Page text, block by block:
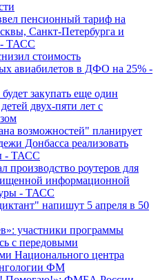
пенсионный тариф на
Санкт-Петербурга и
- ТАСС
стоимость
авиабилетов в ДФО на 25% -
закупать еще один
двух-пяти лет с
возможностей" планирует
Донбасса реализовать
- ТАСС
производство роутеров для
информационной
- ТАСС
напишут 5 апреля в 50
участники программы
с передовыми
Национального центра
ФМ